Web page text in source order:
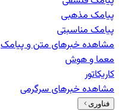
پیامک مذهبی
پیامک مناسبتی
مشاهده خبرهایمتن و پیامک
معما و هوش
کاریکاتور
مشاهده خبرهایسرگرمی
فناوری